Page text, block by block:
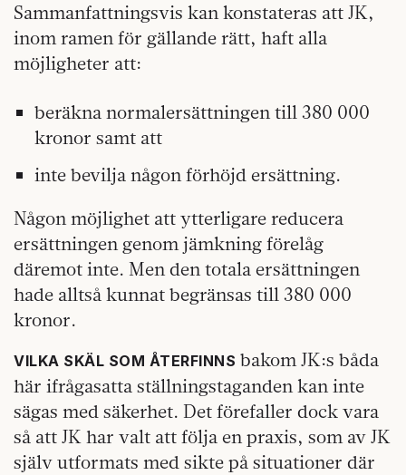
Sammanfattningsvis kan konstateras att JK,
inom ramen för gällande rätt, haft alla
möjligheter att:
beräkna normalersättningen till 380 000
kronor samt att
inte bevilja någon förhöjd ersättning.
Någon möjlighet att ytterligare reducera
ersättningen genom jämkning förelåg
däremot inte. Men den totala ersättningen
hade alltså kunnat begränsas till 380 000
kronor.
VILKA SKÄL SOM ÅTERFINNS bakom JK:s båda
här ifrågasatta ställningstaganden kan inte
sägas med säkerhet. Det förefaller dock vara
så att JK har valt att följa en praxis, som av JK
själv utformats med sikte på situationer där